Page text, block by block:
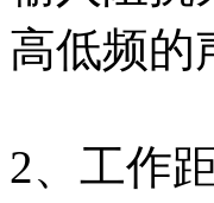
高低频的
2、工作